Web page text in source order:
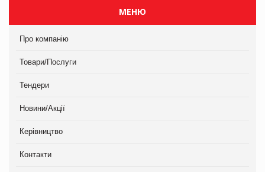
МЕНЮ
Про компанію
Товари/Послуги
Тендери
Новини/Акції
Керівництво
Контакти